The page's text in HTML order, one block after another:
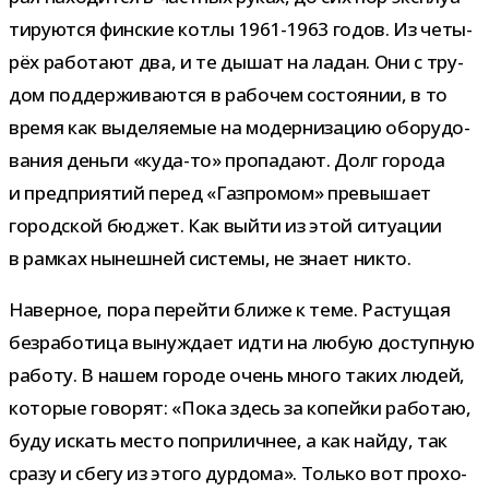
ти­ру­ются фин­ские котлы 1961-1963 годов. Из четы­
рёх рабо­тают два, и те дышат на ладан. Они с тру­
дом под­дер­жи­ва­ются в рабо­чем состо­я­нии, в то
время как выде­ля­е­мые на модер­ни­за­цию обо­ру­до­
ва­ния деньги «куда-​то» про­па­дают. Долг города
и пред­при­я­тий перед «Газпромом» пре­вы­шает
город­ской бюд­жет. Как выйти из этой ситу­а­ции
в рам­ках нынеш­ней системы, не знает никто.
Наверное, пора перейти ближе к теме. Растущая
без­ра­бо­тица вынуж­дает идти на любую доступ­ную
работу. В нашем городе очень много таких людей,
кото­рые гово­рят: «Пока здесь за копейки рабо­таю,
буду искать место попри­лич­нее, а как найду, так
сразу и сбегу из этого дур­дома». Только вот про­хо­